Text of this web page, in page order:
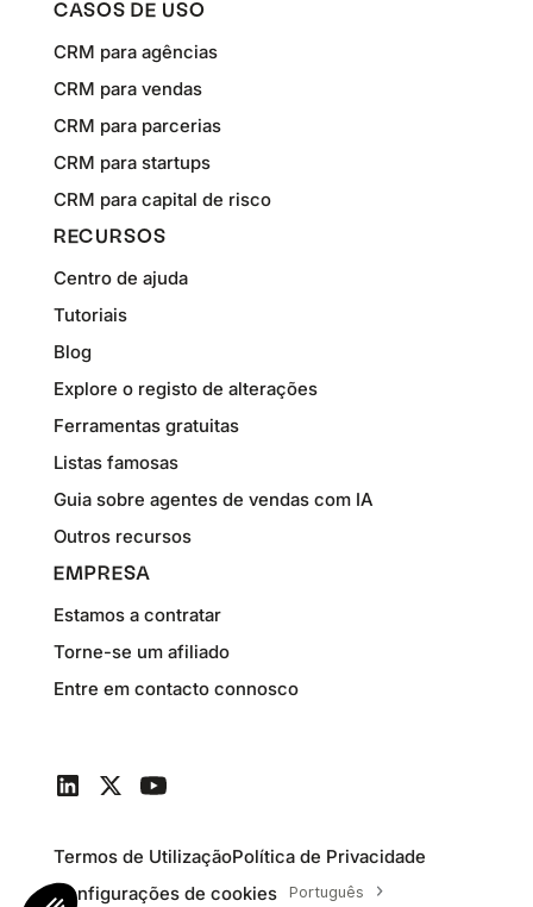
CASOS DE USO
CRM para agências
CRM para vendas
CRM para parcerias
CRM para startups
CRM para capital de risco
RECURSOS
Centro de ajuda
Tutoriais
Blog
Explore o registo de alterações
Ferramentas gratuitas
Listas famosas
Guia sobre agentes de vendas com IA
Outros recursos
EMPRESA
Estamos a contratar
Torne-se um afiliado
Entre em contacto connosco
Termos de UtilizaçãoPolítica de Privacidade
Configurações de cookies
Português